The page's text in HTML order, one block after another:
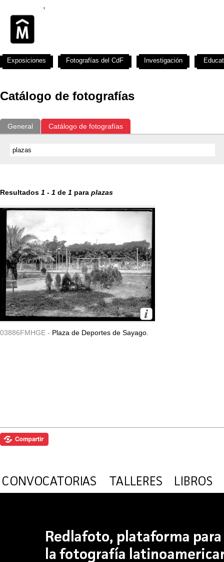
Catálogo de fotografías
General Catálogo de fotografías
Resultados 1 - 1 de 1 para plazas
03886FMHGE - Plaza de Deportes de Sayago.
Exposiciones Fotografías del CdF Investigación